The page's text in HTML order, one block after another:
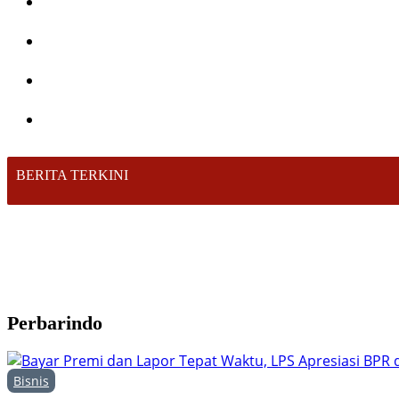
BERITA TERKINI
Perbarindo
Bisnis